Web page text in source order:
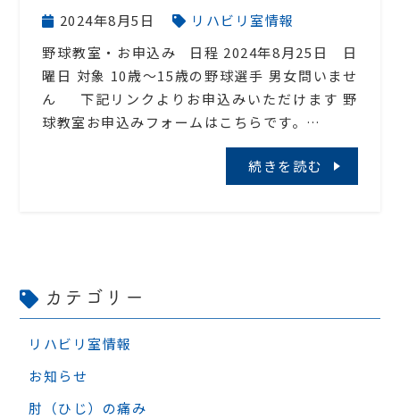
2024年8月5日
リハビリ室情報
野球教室・お申込み 日程 2024年8月25日 日
曜日 対象 10歳〜15歳の野球選手 男女問いませ
ん 下記リンクよりお申込みいただけます 野
球教室お申込みフォームはこちらです。…
続きを読む
カテゴリー
リハビリ室情報
お知らせ
肘（ひじ）の痛み